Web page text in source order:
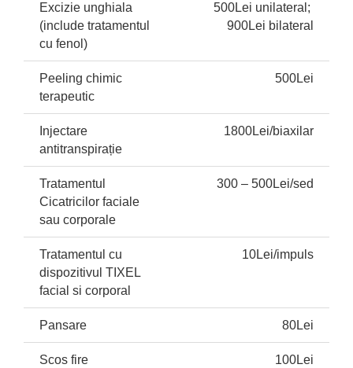
Excizie unghiala
(include tratamentul
cu fenol)
500Lei unilateral;
900Lei bilateral
Peeling chimic
terapeutic
500Lei
Injectare
antitranspirație
1800Lei/biaxilar
Tratamentul
Cicatricilor faciale
sau corporale
300 – 500Lei/sed
Tratamentul cu
dispozitivul TIXEL
facial si corporal
10Lei/impuls
Pansare 80Lei
Scos fire 100Lei